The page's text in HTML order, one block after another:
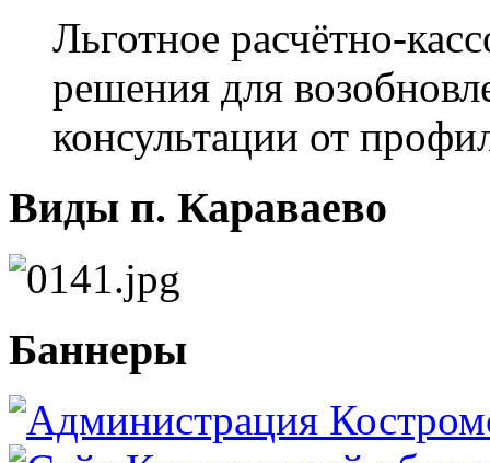
Льготное расчётно-
решения для
консультации от
Виды п. Караваево
Баннеры